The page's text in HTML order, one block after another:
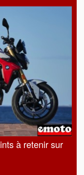
à retenir sur